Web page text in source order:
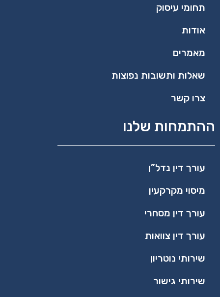
תחומי עיסוק
אודות
מאמרים
שאלות ותשובות נפוצות
צרו קשר
ההתמחות שלנו
עורך דין נדל”ן
מיסוי מקרקעין
עורך דין מסחרי
עורך דין צוואות
שירותי נוטריון
שירותי גישור